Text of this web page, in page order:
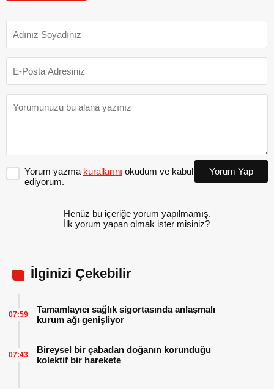
Yorum yazma kurallarını okudum ve kabul
ediyorum.
Yorum Yap
Henüz bu içeriğe yorum yapılmamış.
İlk yorum yapan olmak ister misiniz?
İlginizi Çekebilir
Tamamlayıcı sağlık sigortasında anlaşmalı
kurum ağı genişliyor
07:59
Bireysel bir çabadan doğanın korunduğu
kolektif bir harekete
07:43